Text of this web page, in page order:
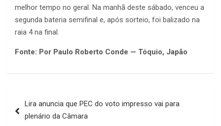
melhor tempo no geral. Na manhã deste sábado, venceu a
segunda bateria semifinal e, após sorteio, foi balizado na
raia 4 na final.
Fonte: Por Paulo Roberto Conde — Tóquio, Japão
de
Lira anuncia que PEC do voto impresso vai para
plenário da Câmara